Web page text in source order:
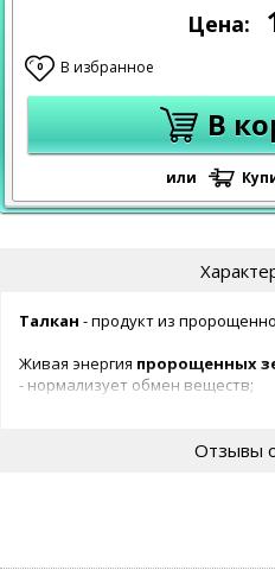
Цена:
0 В избранное
В
или
Талкан - продукт из
Живая энергия пророщенных
- нормализует обмен веществ;
- омолаживает и
Отзывы